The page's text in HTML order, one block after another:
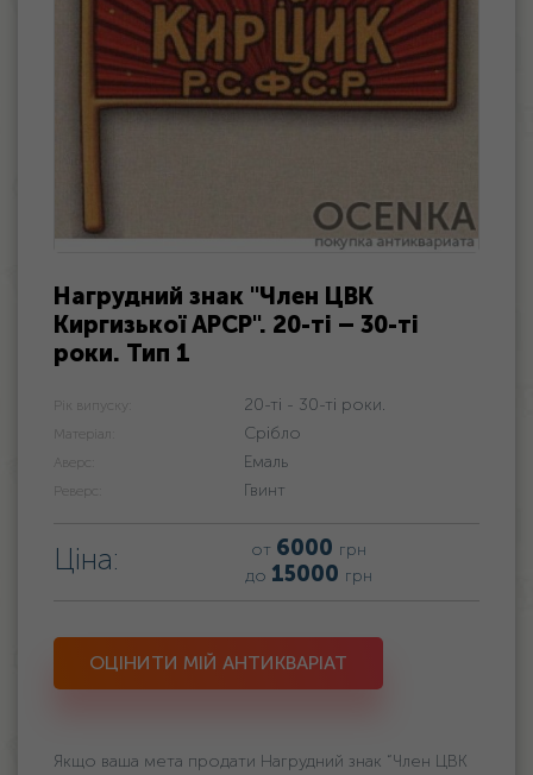
Нагрудний знак "Член ЦВК
Киргизької АРСР". 20-ті – 30-ті
роки. Тип 1
Рік випуску: 20-ті - 30-ті роки.
Матеріал: Срібло
Аверс: Емаль
Реверс: Гвинт
Ціна: от 6000 грн
до 15000 грн
ОЦІНИТИ МІЙ АНТИКВАРІАТ
Якщо ваша мета продати Нагрудний знак “Член ЦВК